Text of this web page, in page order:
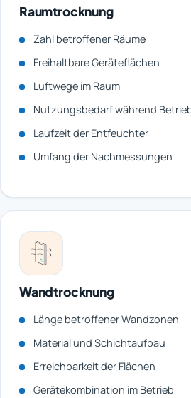
Raumtrocknung
Zahl betroffener Räume
Freihaltbare Geräteflächen
Luftwege im Raum
Nutzungsbedarf während
Laufzeit der Entfeuchter
Umfang der Nachmessungen
Wandtrocknung
Länge betroffener Wandzonen
Material und Schichtaufbau
Erreichbarkeit der Flächen
Gerätekombination im Betrieb